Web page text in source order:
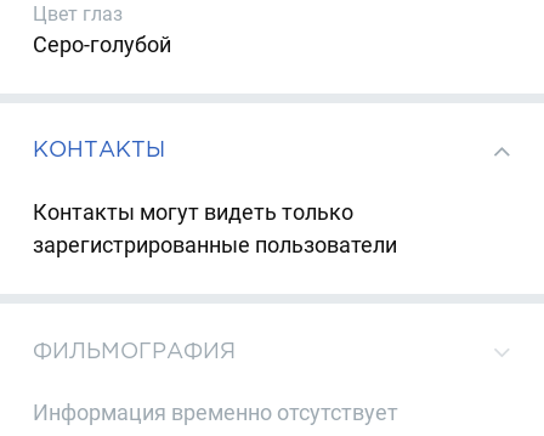
Цвет глаз
Серо-голубой
КОНТАКТЫ
Контакты могут видеть только
зарегистрированные пользователи
ФИЛЬМОГРАФИЯ
Информация временно отсутствует